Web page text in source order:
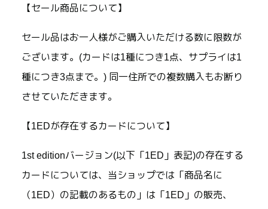
【セール商品について】
セール品はお一人様がご購入いただける数に限数が
ございます。(カードは1種につき1点、サプライは1
種につき3点まで。) 同一住所での複数購入もお断り
させていただきます。
【1EDが存在するカードについて】
1st editionバージョン(以下「1ED」表記)の存在する
カードについては、当ショップでは「商品名に
（1ED）の記載のあるもの」は「1ED」の販売、